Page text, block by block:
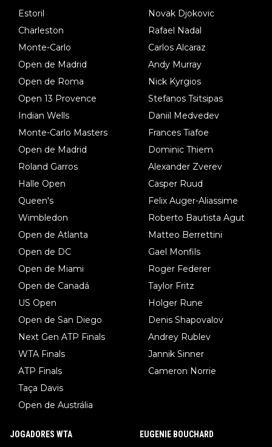
Estoril
Charleston
Monte-Carlo
Open de Madrid
Open de Roma
Open 13 Provence
Indian Wells
Monte-Carlo Masters
Open de Madrid
Roland Garros
Halle Open
Queen's
Wimbledon
Open de Atlanta
Open de DC
Open de Miami
Open de Canadá
US Open
Open de San Diego
Next Gen ATP Finals
WTA Finals
ATP Finals
Taça Davis
Open de Austrália
Novak Djokovic
Rafael Nadal
Carlos Alcaraz
Andy Murray
Nick Kyrgios
Stefanos Tsitsipas
Daniil Medvedev
Frances Tiafoe
Dominic Thiem
Alexander Zverev
Casper Ruud
Felix Auger-Aliassime
Roberto Bautista Agut
Matteo Berrettini
Gael Monfils
Roger Federer
Taylor Fritz
Holger Rune
Denis Shapovalov
Andrey Rublev
Jannik Sinner
Cameron Norrie
JOGADORES WTA EUGENIE BOUCHARD